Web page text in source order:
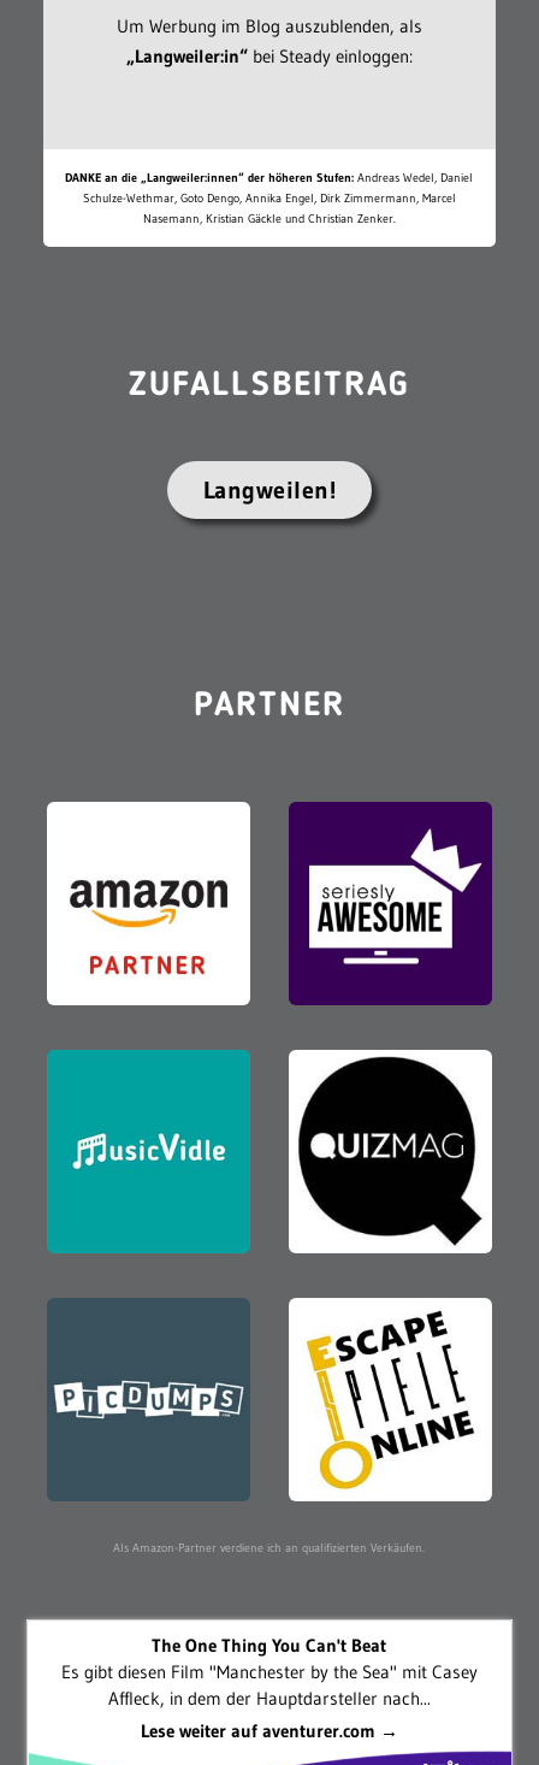
Um Werbung im Blog auszublenden, als
„Langweiler:in“bei Steady einloggen:
DANKE an die „Langweiler:innen“ der höheren Stufen: Andreas Wedel, Daniel
Schulze-Wethmar, Goto Dengo, Annika Engel, Dirk Zimmermann, Marcel
Nasemann, Kristian Gäckle und Christian Zenker.
ZUFALLSBEITRAG
Langweilen!
PARTNER
Als Amazon-Partner verdiene ich an qualifizierten Verkäufen.
The One Thing You Can't Beat
Es gibt diesen Film "Manchester by the Sea" mit Casey
Affleck, in dem der Hauptdarsteller nach...
Lese weiter auf aventurer.com →